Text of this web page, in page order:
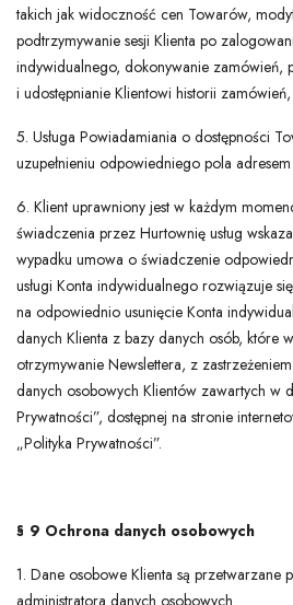
takich jak widoczność cen Towarów,
podtrzymywanie sesji Klienta po
indywidualnego, dokonywanie zamówień,
i udostępnianie Klientowi historii
5. Usługa Powiadamiania o dostępności
uzupełnieniu odpowiedniego pola
6. Klient uprawniony jest w każdym
świadczenia przez Hurtownię usług
wypadku umowa o świadczenie
usługi Konta indywidualnego rozwiązuje
na odpowiednio usunięcie Konta
danych Klienta z bazy danych osób, które
otrzymywanie Newslettera, z
danych osobowych Klientów zawartych w
Prywatności”, dostępnej na stronie
„Polityka Prywatności”.
§ 9 Ochrona danych osobowych
1. Dane osobowe Klienta są przetwarzane
administratora danych osobowych.